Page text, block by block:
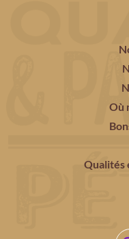
Où
Qualités